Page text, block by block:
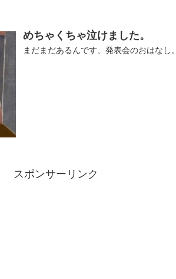
めちゃくちゃ泣けました。
まだまだあるんです、発表会のおはなし。
スポンサーリンク